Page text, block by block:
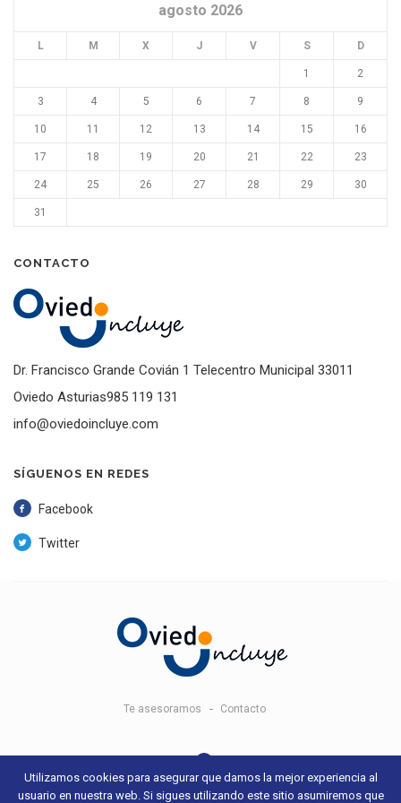
agosto 2026
L M X J V S D
1 2
3 4 5 6 7 8 9
10 11 12 13 14 15 16
17 18 19 20 21 22 23
24 25 26 27 28 29 30
31
CONTACTO
Dr. Francisco Grande Covián 1 Telecentro Municipal 33011
Oviedo Asturias985 119 131
info@oviedoincluye.com
SÍGUENOS EN REDES
Facebook
Twitter
Te asesoramos Contacto
© 2018 Oviedo Incluye - Aviso legal y condiciones de uso- Sitio web
Utilizamos cookies para asegurar que damos la mejor experiencia al
usuario en nuestra web. Si sigues utilizando este sitio asumiremos que